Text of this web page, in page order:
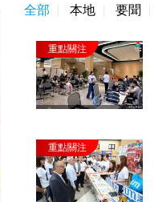
全部 本地 要聞